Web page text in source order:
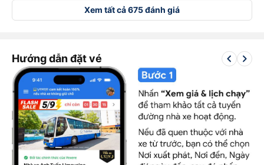
Xem tất cả 675 đánh giá
Hướng dẫn đặt vé keyboard_arrow_leftkeyboard_arrow_right